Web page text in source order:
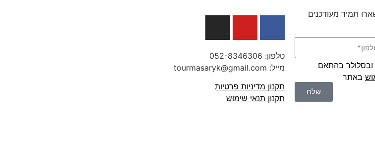
תמיד מעודכנים
ובסלולר בהתאם
באתר
שלח
טלפון: 052-8346306
מייל: tourmasaryk@gmail.com
תקנון מדיניות פרטיות
תקנון תנאי שימוש